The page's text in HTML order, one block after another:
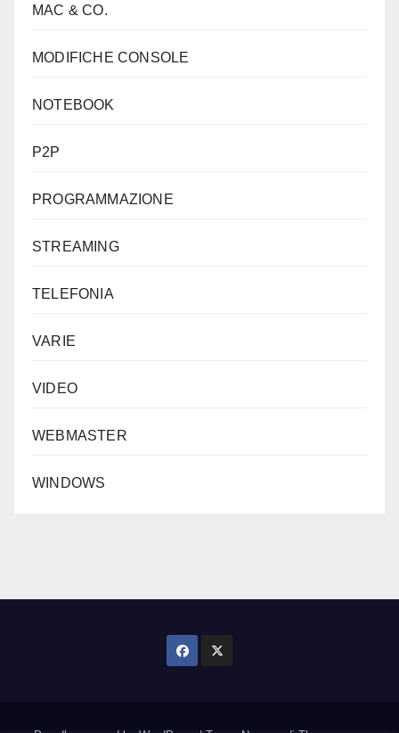
MAC & CO.
MODIFICHE CONSOLE
NOTEBOOK
P2P
PROGRAMMAZIONE
STREAMING
TELEFONIA
VARIE
VIDEO
WEBMASTER
WINDOWS